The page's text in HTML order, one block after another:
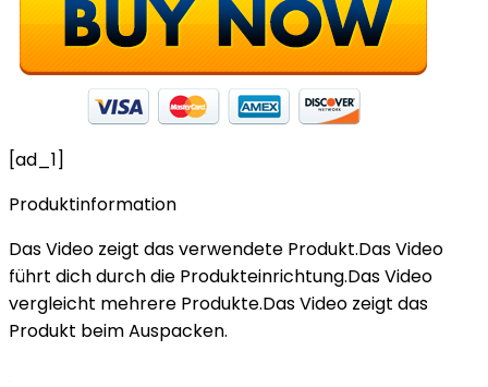
[ad_1]
Produktinformation
Das Video zeigt das verwendete Produkt.Das Video
führt dich durch die Produkteinrichtung.Das Video
vergleicht mehrere Produkte.Das Video zeigt das
Produkt beim Auspacken.